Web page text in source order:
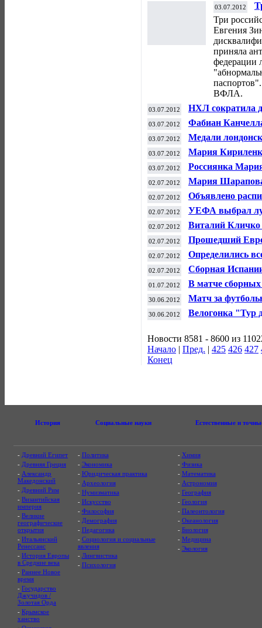
03.07.2012
Три
Евгения
приняла
федерации
ВФЛА.
03.07.2012
НХЛ сократила
до 21 матча
03.07.2012
Фабиан
"Тур де Франс"
03.07.2012
Медали
Тауэр
03.07.2012
Мария
Уимблдонского
03.07.2012
Россиянка
рейтинг-листе
02.07.2012
Мария Шарапова
Уимблдона
02.07.2012
Объявлено
года
02.07.2012 УЕФА выбрал
02.07.2012 Виталий Кличко
02.07.2012
Прошедший
веке
02.07.2012
Определились
на Олимпиаде в
02.07.2012 Сборная
01.07.2012
В матче
Европы по
30.06.2012
Матч за
Тбилиси
30.06.2012 Велогонка "Тур
Новости 8581 - 8600 из
Начало | Пред. | 425 426 427
Конец
История Социальные науки Естественные и
- Древний Египет
- Древняя Греция
- Александр
Македонский
- Древний Рим
- Византийская
империя
- Великие
географические
открытия
- Итальянский
Ренессанс
- История Европы
в Средние века
- Раннее Новое
время
- Государство
Джучидов /
Золотая Орда
- Крымское
ханство
- Политика
- Экономика
- Юридическая практика
- Археология
- Нумизматика
- Искусство
- Философия
- Демография
- Педагогика
- Социология и социальные
явления
- Лингвистика
- Психология
- Химия
- Физика
- Математика
- Астрономия
- География
- Геология
- Палеонтология
- Океанология
- Биология
- Медицина
- Экология